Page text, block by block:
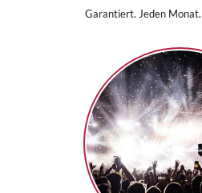
Garantiert. Jeden